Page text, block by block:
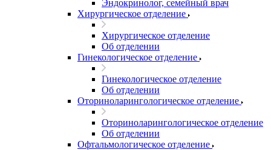
Эндокринолог, семейный врач
Хирургическое отделение
Хирургическое отделение
Об отделении
Гинекологическое отделение
Гинекологическое отделение
Об отделении
Оториноларингологическое отделение
Оториноларингологическое отделение
Об отделении
Офтальмологическое отделение